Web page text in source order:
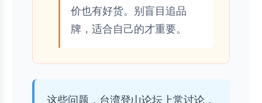
价也有好货。别盲目追品
牌，适合自己的才重要。
这些问题，台湾登山论坛上常讨论，